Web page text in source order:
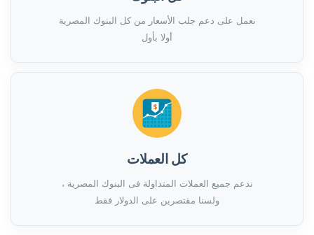
نعمل على دعم جلب الأسعار من كل البنوك المصرية
أولا بأول
كل العملات
ندعم جميع العملات المتداولة فى البنوك المصرية ،
ولسنا مقتصرين على الدولار فقط